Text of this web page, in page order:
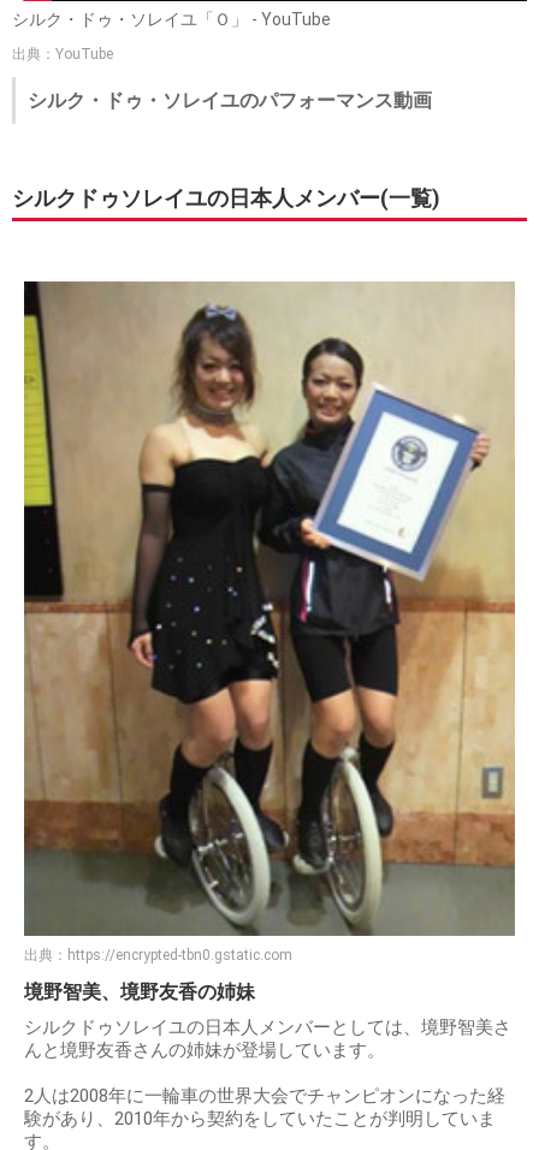
シルク・ドゥ・ソレイユ「Ｏ」 - YouTube
出典：YouTube
シルク・ドゥ・ソレイユのパフォーマンス動画
シルクドゥソレイユの日本人メンバー(一覧)
出典： https://encrypted-tbn0.gstatic.com
境野智美、境野友香の姉妹
シルクドゥソレイユの日本人メンバーとしては、境野智美さ
んと境野友香さんの姉妹が登場しています。
2人は2008年に一輪車の世界大会でチャンピオンになった経
験があり、2010年から契約をしていたことが判明していま
す。